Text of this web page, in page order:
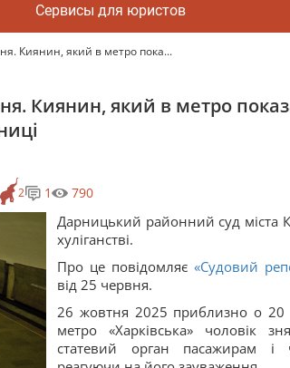
Сервисы для юристов
Киянин, який в метро пока...
Киянин, який в метро
2 1 790
Дарницький районний суд міста
хуліганстві.
Про це повідомляє «Судовий
від 25 червня.
26 жовтня 2025 приблизно о 20
метро «Харківська» чоловік
статевий орган пасажирам і